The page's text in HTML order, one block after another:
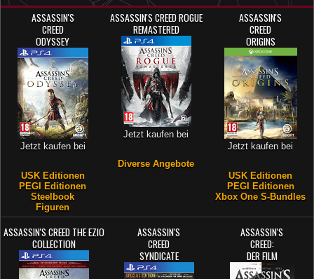
ASSASSIN'S
CREED
ODYSSEY
Jetzt kaufen bei
USK Editionen
PEGI Editionen
Steelbook
Figuren
ASSASSIN'S CREED ROGUE
REMASTERED
Jetzt kaufen bei
Diverse Angebote
ASSASSIN'S
CREED
ORIGINS
Jetzt kaufen bei
USK Editionen
PEGI Editionen
Xbox One S-Bundles
ASSASSIN'S CREED THE EZIO
COLLECTION
ASSASSIN'S
CREED
SYNDICATE
ASSASSIN'S
CREED:
DER FILM